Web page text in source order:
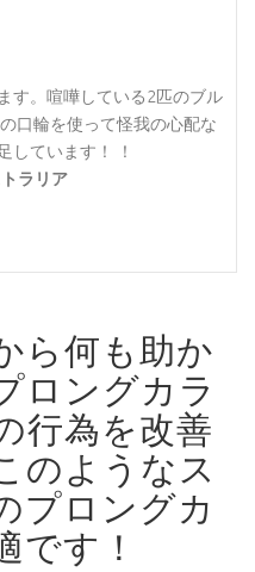
す。喧嘩している2匹のブル
口輪を使って怪我の心配な
しています！ ！
ラリア
ら何も助か
ロングカラ
行為を改善
のようなス
プロングカ
です！